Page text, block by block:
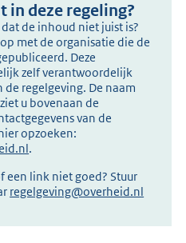
in deze regeling?
de inhoud niet juist is?
met de organisatie die de
Deze
zelf verantwoordelijk
regelgeving. De naam
u bovenaan de
van de
opzoeken:
.
een link niet goed? Stuur
regelgeving@overheid.nl